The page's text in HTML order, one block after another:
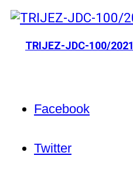
TRIJEZ-JDC-100/2021
Facebook
Twitter